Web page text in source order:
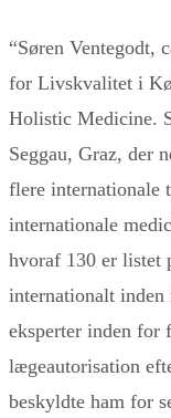
“Søren
for Livskvalitet i
Holistic Medicine.
Seggau, Graz, der
flere internationale
internationale
hvoraf 130 er listet
internationalt
eksperter inden for
lægeautorisation
beskyldte ham for